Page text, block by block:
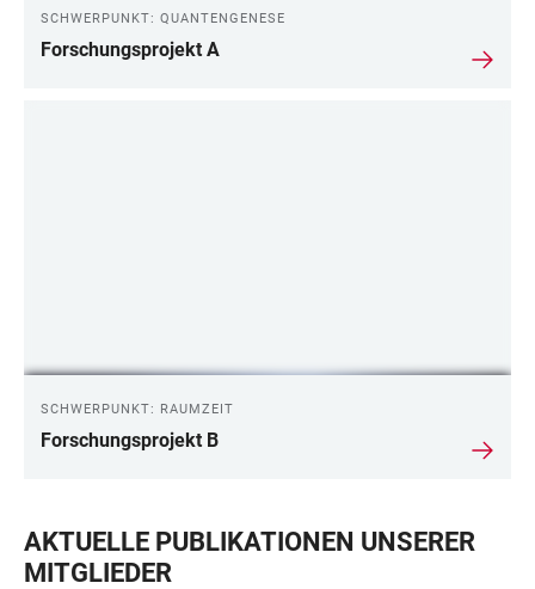
SCHWERPUNKT: QUANTENGENESE
Forschungsprojekt A
SCHWERPUNKT: RAUMZEIT
Forschungsprojekt B
AKTUELLE PUBLIKATIONEN UNSERER
MITGLIEDER